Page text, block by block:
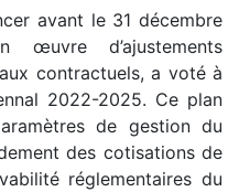
avant le 31 décembre
d’ajustements
contractuels, a voté à
2022-2025. Ce plan
de gestion du
des cotisations de
réglementaires du